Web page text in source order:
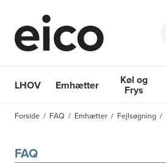
LHOV Emhætter
Emhætter
Køl og
Frys
Køl og Frys
Forside FAQ Emhætter Fejlsøgning
FAQ